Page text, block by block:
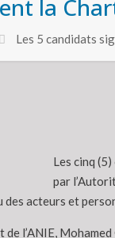
la
Les 5 candidats
Les cinq
par
acteurs et
l’ANIE,